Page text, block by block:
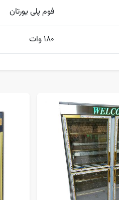
فوم پلی یورتان
180 وات